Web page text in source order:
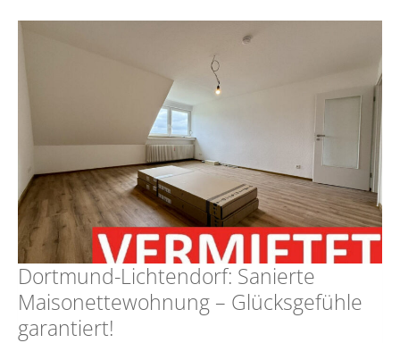
ERDGESCHOSSWOHNUNG
Dortmund-Lichtendorf: Sanierte
Maisonettewohnung – Glücksgefühle
garantiert!